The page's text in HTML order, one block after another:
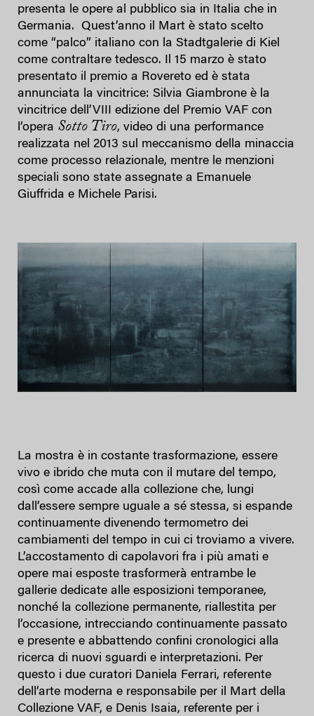
presenta le opere al pubblico sia in Italia che in
Germania. Quest’anno il Mart è stato scelto
come “palco” italiano con la Stadtgalerie di Kiel
come contraltare tedesco. Il 15 marzo è stato
presentato il premio a Rovereto ed è stata
annunciata la vincitrice: Silvia Giambrone è la
vincitrice dell’VIII edizione del Premio VAF con
l’opera Sotto Tiro, video di una performance
realizzata nel 2013 sul meccanismo della minaccia
come processo relazionale, mentre le menzioni
speciali sono state assegnate a Emanuele
Giuffrida e Michele Parisi.
La mostra è in costante trasformazione, essere
vivo e ibrido che muta con il mutare del tempo,
così come accade alla collezione che, lungi
dall’essere sempre uguale a sé stessa, si espande
continuamente divenendo termometro dei
cambiamenti del tempo in cui ci troviamo a vivere.
L’accostamento di capolavori fra i più amati e
opere mai esposte trasformerà entrambe le
gallerie dedicate alle esposizioni temporanee,
nonché la collezione permanente, riallestita per
l’occasione, intrecciando continuamente passato
e presente e abbattendo confini cronologici alla
ricerca di nuovi sguardi e interpretazioni. Per
questo i due curatori Daniela Ferrari, referente
dell’arte moderna e responsabile per il Mart della
Collezione VAF, e Denis Isaia, referente per i